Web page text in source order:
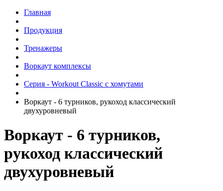
Главная
Продукция
Тренажеры
Воркаут комплексы
Серия - Workout Classic с хомутами
Воркаут - 6 турников, рукоход классический
двухуровневый
Воркаут - 6 турников,
рукоход классический
двухуровневый